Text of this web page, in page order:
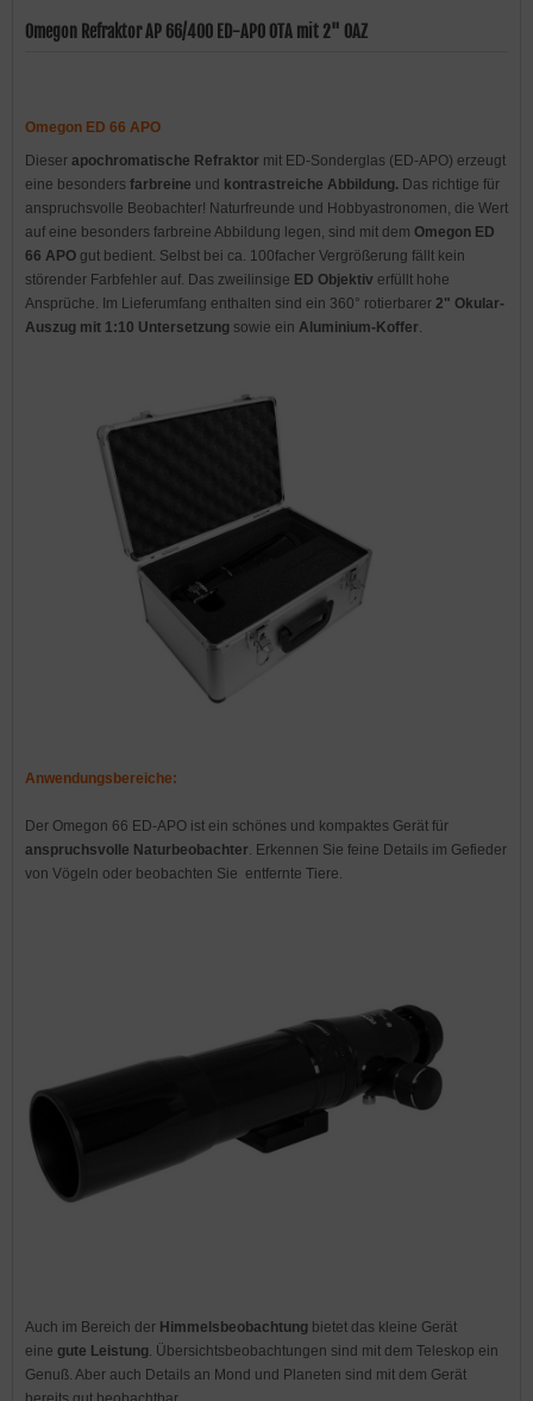
Omegon Refraktor AP 66/400 ED-APO OTA mit 2" OAZ
Omegon ED 66 APO
Dieser apochromatische Refraktor mit ED-Sonderglas (ED-APO) erzeugt
eine besonders farbreine und kontrastreiche Abbildung. Das richtige für
anspruchsvolle Beobachter! Naturfreunde und Hobbyastronomen, die Wert
auf eine besonders farbreine Abbildung legen, sind mit dem Omegon ED
66 APO gut bedient. Selbst bei ca. 100facher Vergrößerung fällt kein
störender Farbfehler auf. Das zweilinsige ED Objektiv erfüllt hohe
Ansprüche. Im Lieferumfang enthalten sind ein 360° rotierbarer 2" Okular-
Auszug mit 1:10 Untersetzung sowie ein Aluminium-Koffer
Anwendungsbereiche:
Der Omegon 66 ED-APO ist ein schönes und kompaktes Gerät für
anspruchsvolle Naturbeobachter . Erkennen Sie feine Details im Gefieder
von Vögeln oder beobachten Sie entfernte Tiere.
Auch im Bereich der Himmelsbeobachtung bietet das kleine Gerät
eine gute Leistung . Übersichtsbeobachtungen sind mit dem Teleskop ein
Genuß. Aber auch Details an Mond und Planeten sind mit dem Gerät